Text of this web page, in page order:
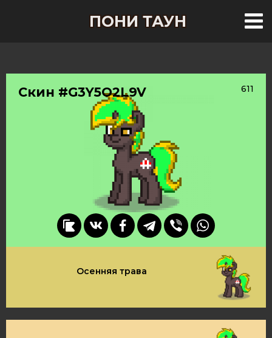
ПОНИ ТАУН
Скин #G3Y5O2L9V 611
Осенняя трава